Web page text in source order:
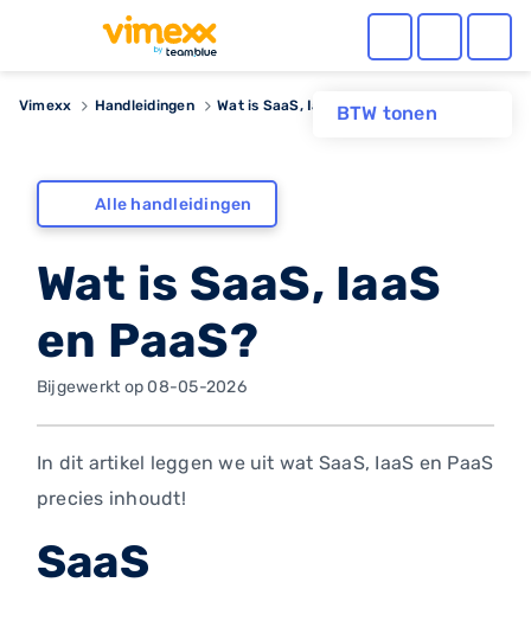
BTW tonen
Vimexx Handleidingen Wat is SaaS, IaaS en PaaS?
Alle handleidingen
Wat is SaaS, IaaS
en PaaS?
Bijgewerkt op 08-05-2026
In dit artikel leggen we uit wat SaaS, IaaS en PaaS
precies inhoudt!
SaaS